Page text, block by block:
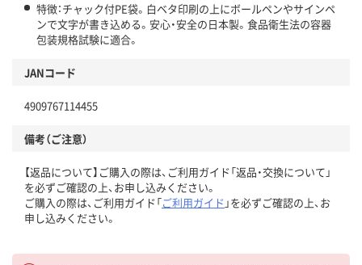
特徴：チャック付PE袋。白ベタ印刷の上にボールペンやサインペ
ンで文字が書き込める。安心・安全の日本製。食品衛生法の容器
包装規格試験に適合。
JANコード
4909767114455
備考（ご注意）
【返品について】ご購入の際は、ご利用ガイド「返品・交換について」
を必ずご確認の上、お申し込みください。
ご購入の際は、ご利用ガイド「ご利用ガイド 」を必ずご確認の上、お
申し込みください。